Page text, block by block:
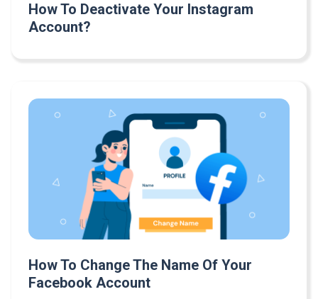
How To Deactivate Your Instagram
Account?
How To Change The Name Of Your
Facebook Account